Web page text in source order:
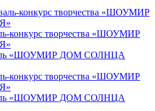
конкурс творчества «ШОУМИР
«ШОУМИР ДОМ СОЛНЦА
конкурс творчества «ШОУМИР
«ШОУМИР ДОМ СОЛНЦА